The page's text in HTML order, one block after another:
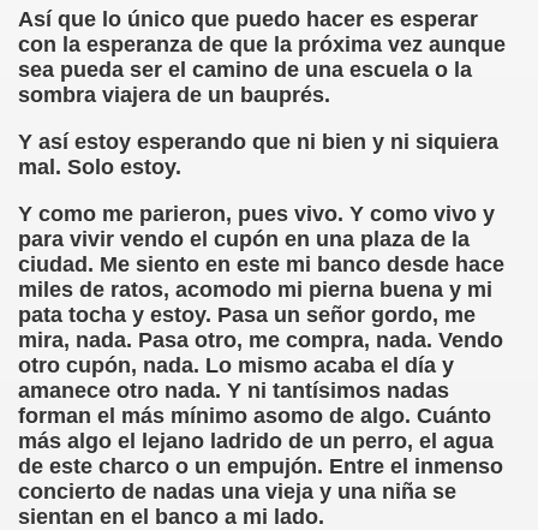
Así que lo único que puedo hacer es esperar
con la esperanza de que la próxima vez aunque
sea pueda ser el camino de una escuela o la
sombra viajera de un bauprés.
Y así estoy esperando que ni bien y ni siquiera
mal. Solo estoy.
Y como me parieron, pues vivo. Y como vivo y
para vivir vendo el cupón en una plaza de la
ciudad. Me siento en este mi banco desde hace
miles de ratos, acomodo mi pierna buena y mi
pata tocha y estoy. Pasa un señor gordo, me
mira, nada. Pasa otro, me compra, nada. Vendo
otro cupón, nada. Lo mismo acaba el día y
amanece otro nada. Y ni tantísimos nadas
forman el más mínimo asomo de algo. Cuánto
más algo el lejano ladrido de un perro, el agua
de este charco o un empujón. Entre el inmenso
concierto de nadas una vieja y una niña se
sientan en el banco a mi lado.
Social, Córdoba 03-03-09 (Pedro A. Zurita)
de Sor Sacramento)
Elissalde)
06-09 (Pedro Zurita)
(Francisco Javier Bernal García)
(Roberto Enjuto)